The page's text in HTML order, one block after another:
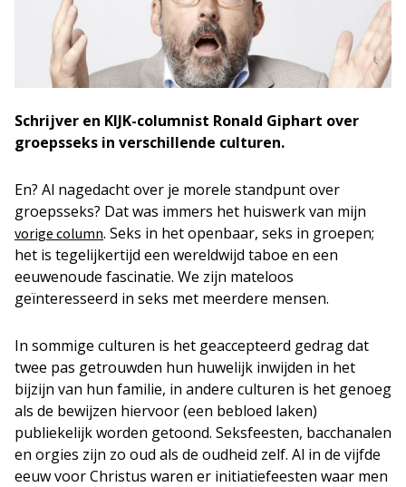
Schrijver en KIJK-columnist Ronald Giphart over
groepsseks in verschillende culturen.
En? Al nagedacht over je morele standpunt over
groepsseks? Dat was immers het huiswerk van mijn
vorige column. Seks in het openbaar, seks in groepen;
het is tegelijkertijd een wereldwijd taboe en een
eeuwenoude fascinatie. We zijn mateloos
geïnteresseerd in seks met meerdere mensen.
In sommige culturen is het geaccepteerd gedrag dat
twee pas getrouwden hun huwelijk inwijden in het
bijzijn van hun familie, in andere culturen is het genoeg
als de bewijzen hiervoor (een bebloed laken)
publiekelijk worden getoond. Seksfeesten, bacchanalen
en orgies zijn zo oud als de oudheid zelf. Al in de vijfde
eeuw voor Christus waren er initiatiefeesten waar men